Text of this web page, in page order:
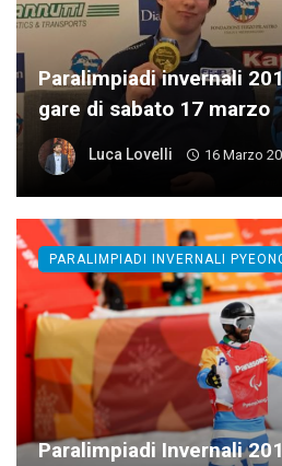
Paralimpiadi invernali
gare di sabato 17 marzo
Luca Lovelli 16 Marzo
Paralimpiadi Invernali
PARALIMPIADI INVERNALI